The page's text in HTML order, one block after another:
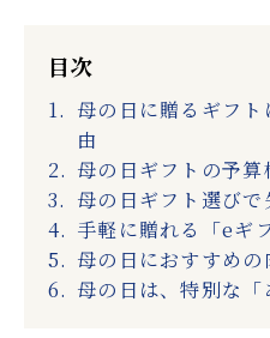
法人向け商品
目次
母の日に贈るギフ
由
母の日ギフトの予算
母の日ギフト選び
手軽に贈れる「eギ
母の日におすすめの
母の日は、特別な「